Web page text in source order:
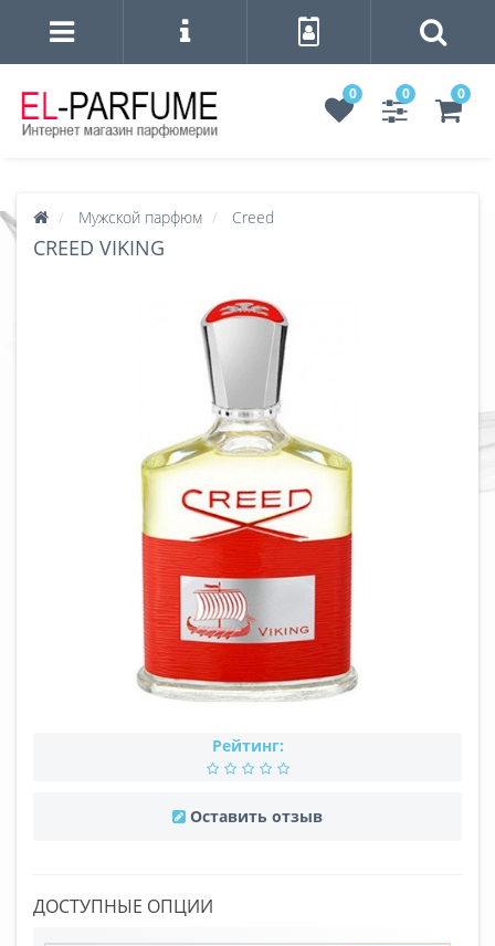
0 0 0
Мужской парфюм Creed
CREED VIKING
Рейтинг:
Оставить отзыв
ДОСТУПНЫЕ ОПЦИИ